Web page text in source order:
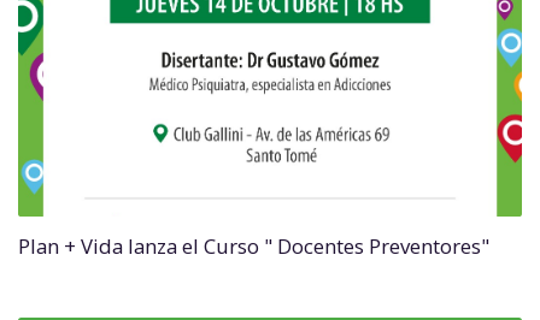
Plan + Vida lanza el Curso " Docentes Preventores"